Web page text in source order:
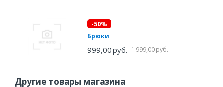
-50%
Брюки
999,00 руб. 1 999,00 руб.
Другие товары магазина